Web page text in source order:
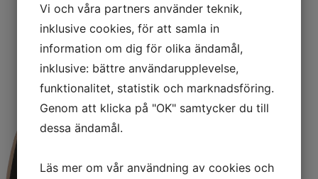
Vi och våra partners använder teknik,
inklusive cookies, för att samla in
information om dig för olika ändamål,
inklusive: bättre användarupplevelse,
funktionalitet, statistik och marknadsföring.
Genom att klicka på "OK" samtycker du till
dessa ändamål.
Läs mer om vår användning av cookies och